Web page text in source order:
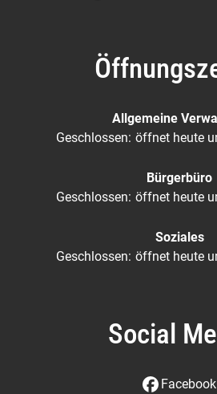
Allgemeine
Klicken, um weitere
Geschlossen: öffnet heute
Bürgerbüro
Klicken, um weitere
Geschlossen: öffnet heute
Soziales
Klicken, um weitere
Geschlossen: öffnet heute
Social
Facebook